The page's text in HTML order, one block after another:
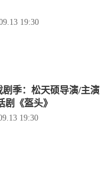
19:30
剧季：松天硕导演/主演
《盔头》
19:30